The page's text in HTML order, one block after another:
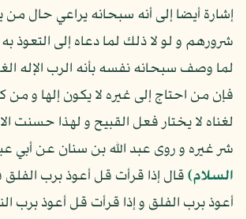
إشارة أيضا إلى أنه سبحانه يراعي حال من
شرورهم و لو لا ذلك لما دعاه إلى
لما وصف سبحانه نفسه بأنه الرب الإله
فإن من احتاج إلى غيره لا يكون إلها و من
لغناه لا يختار فعل القبيح و لهذا حسنت
شر غيره و روى عبد الله بن سنان عن أبي
السلام)قال إذا قرأت قل أعوذ برب
أعوذ برب الفلق و إذا قرأت قل أعوذ برب